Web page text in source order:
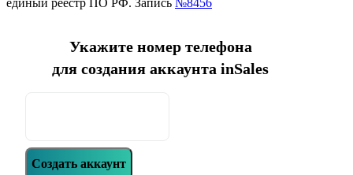
Укажите номер телефона
для создания аккаунта inSales
Создать аккаунт